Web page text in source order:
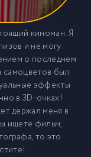
киноман. Я
и не могу
о последнем
самоцветов был
эффекты
в 3D-очках!
держал меня в
ищете фильм,
то это